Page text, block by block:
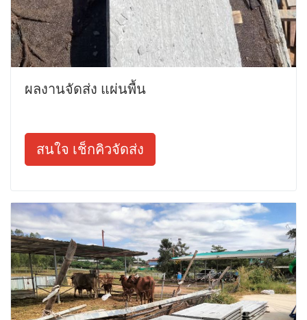
ผลงานจัดส่ง แผ่นพื้น
สนใจ เช็กคิวจัดส่ง